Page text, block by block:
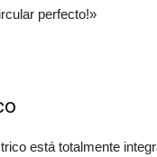
perfecto!»
está totalmente